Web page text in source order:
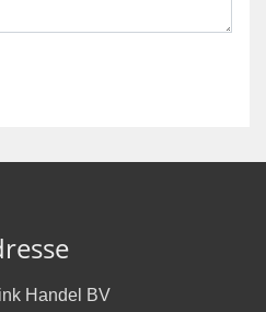
Handel BV